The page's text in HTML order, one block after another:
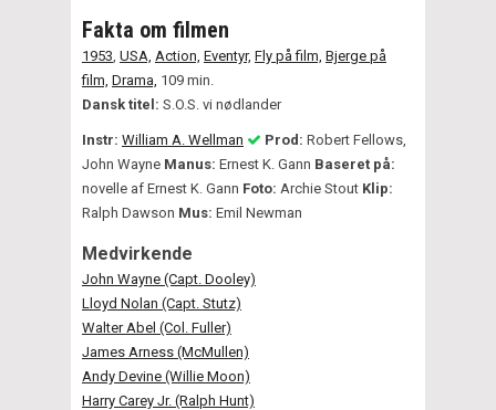
Fakta om filmen
1953 USA, Action, Eventyr, Fly på film, Bjerge på
film, Drama, 109 min.
Dansk titel: S.O.S. vi nødlander
Instr: William A. Wellman Prod: Robert Fellows,
John Wayne Manus: Ernest K. Gann Baseret på:
novelle af Ernest K. Gann Foto: Archie Stout Klip:
Ralph Dawson Mus: Emil Newman
Medvirkende
John Wayne (Capt. Dooley)
Lloyd Nolan (Capt. Stutz)
Walter Abel (Col. Fuller)
James Arness (McMullen)
Andy Devine (Willie Moon)
Harry Carey Jr. (Ralph Hunt)